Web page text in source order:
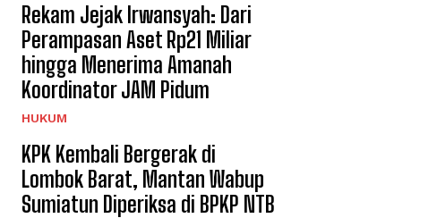
Rekam Jejak Irwansyah: Dari
Perampasan Aset Rp21 Miliar
hingga Menerima Amanah
Koordinator JAM Pidum
HUKUM
KPK Kembali Bergerak di
Lombok Barat, Mantan Wabup
Sumiatun Diperiksa di BPKP NTB